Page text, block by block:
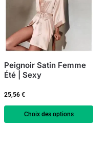
Peignoir Satin Femme
Été | Sexy
25,56 €
Choix des options